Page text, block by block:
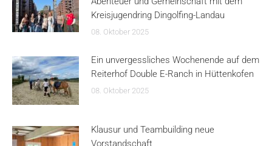
Kreisjugendring Dingolfing-Landau
08. Oktober 2025
Ein unvergessliches Wochenende auf dem
Reiterhof Double E-Ranch in Hüttenkofen
08. Oktober 2025
Klausur und Teambuilding neue
Vorstandschaft